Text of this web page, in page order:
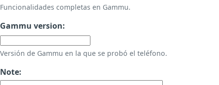
Funcionalidades completas en Gammu.
Gammu version:
Versión de Gammu en la que se probó el teléfono.
Note: